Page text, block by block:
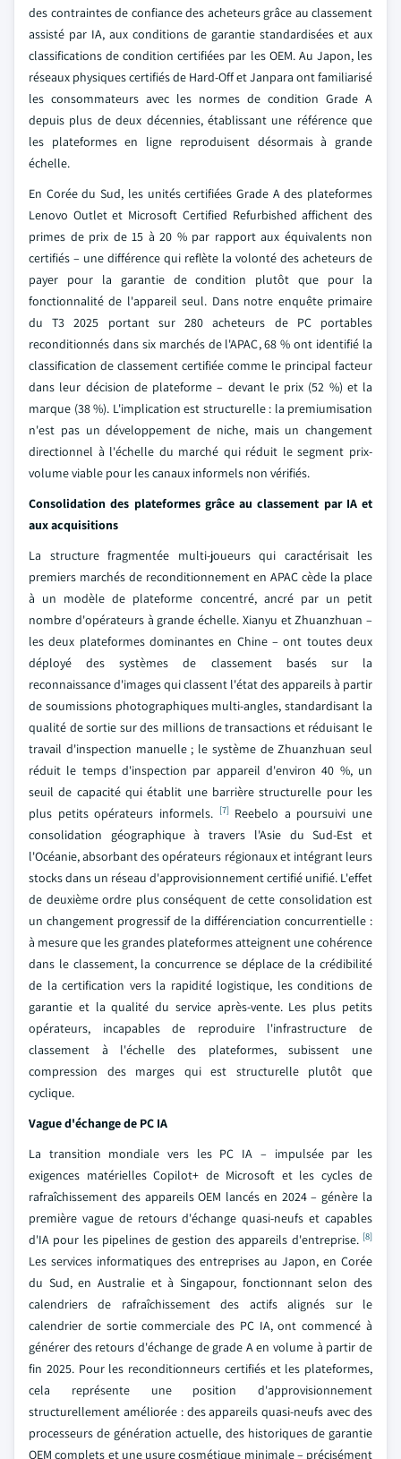
des contraintes de confiance des acheteurs grâce au classement
assisté par IA, aux conditions de garantie standardisées et aux
classifications de condition certifiées par les OEM. Au Japon, les
réseaux physiques certifiés de Hard-Off et Janpara ont familiarisé
les consommateurs avec les normes de condition Grade A
depuis plus de deux décennies, établissant une référence que
les plateformes en ligne reproduisent désormais à grande
échelle.
En Corée du Sud, les unités certifiées Grade A des plateformes
Lenovo Outlet et Microsoft Certified Refurbished affichent des
primes de prix de 15 à 20 % par rapport aux équivalents non
certifiés – une différence qui reflète la volonté des acheteurs de
payer pour la garantie de condition plutôt que pour la
fonctionnalité de l'appareil seul. Dans notre enquête primaire
du T3 2025 portant sur 280 acheteurs de PC portables
reconditionnés dans six marchés de l'APAC, 68 % ont identifié la
classification de classement certifiée comme le principal facteur
dans leur décision de plateforme – devant le prix (52 %) et la
marque (38 %). L'implication est structurelle : la premiumisation
n'est pas un développement de niche, mais un changement
directionnel à l'échelle du marché qui réduit le segment prix-
volume viable pour les canaux informels non vérifiés.
Consolidation des plateformes grâce au classement par IA et
aux acquisitions
La structure fragmentée multi-joueurs qui caractérisait les
premiers marchés de reconditionnement en APAC cède la place
à un modèle de plateforme concentré, ancré par un petit
nombre d'opérateurs à grande échelle. Xianyu et Zhuanzhuan –
les deux plateformes dominantes en Chine – ont toutes deux
déployé des systèmes de classement basés sur la
reconnaissance d'images qui classent l'état des appareils à partir
de soumissions photographiques multi-angles, standardisant la
qualité de sortie sur des millions de transactions et réduisant le
travail d'inspection manuelle ; le système de Zhuanzhuan seul
réduit le temps d'inspection par appareil d'environ 40 %, un
seuil de capacité qui établit une barrière structurelle pour les
plus petits opérateurs informels. [7]Reebelo a poursuivi une
consolidation géographique à travers l'Asie du Sud-Est et
l'Océanie, absorbant des opérateurs régionaux et intégrant leurs
stocks dans un réseau d'approvisionnement certifié unifié. L'effet
de deuxième ordre plus conséquent de cette consolidation est
un changement progressif de la différenciation concurrentielle :
à mesure que les grandes plateformes atteignent une cohérence
dans le classement, la concurrence se déplace de la crédibilité
de la certification vers la rapidité logistique, les conditions de
garantie et la qualité du service après-vente. Les plus petits
opérateurs, incapables de reproduire l'infrastructure de
classement à l'échelle des plateformes, subissent une
compression des marges qui est structurelle plutôt que
cyclique.
Vague d'échange de PC IA
La transition mondiale vers les PC IA – impulsée par les
exigences matérielles Copilot+ de Microsoft et les cycles de
rafraîchissement des appareils OEM lancés en 2024 – génère la
première vague de retours d'échange quasi-neufs et capables
d'IA pour les pipelines de gestion des appareils d'entreprise. [8]
Les services informatiques des entreprises au Japon, en Corée
du Sud, en Australie et à Singapour, fonctionnant selon des
calendriers de rafraîchissement des actifs alignés sur le
calendrier de sortie commerciale des PC IA, ont commencé à
générer des retours d'échange de grade A en volume à partir de
fin 2025. Pour les reconditionneurs certifiés et les plateformes,
cela représente une position d'approvisionnement
structurellement améliorée : des appareils quasi-neufs avec des
processeurs de génération actuelle, des historiques de garantie
OEM complets et une usure cosmétique minimale – précisément